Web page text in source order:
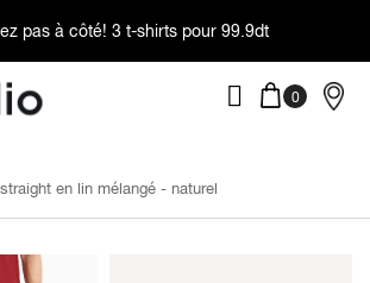
pas à côté! 3 t-shirts pour 99.9dt
en lin mélangé - naturel